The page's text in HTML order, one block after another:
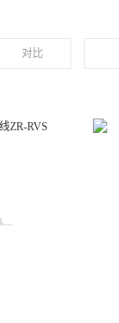
对比